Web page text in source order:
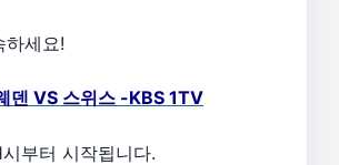
하세요!
덴 VS 스위스 -KBS 1TV
부터 시작됩니다.